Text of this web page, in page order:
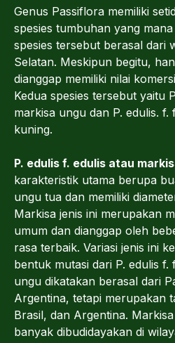
Genus Passiflora memiliki
spesies tumbuhan yang
spesies tersebut berasal dari
Selatan. Meskipun begitu,
dianggap memiliki nilai
Kedua spesies tersebut yaitu
markisa ungu dan P. edulis.
kuning.
P. edulis f. edulis atau
karakteristik utama berupa
ungu tua dan memiliki
Markisa jenis ini merupakan
umum dan dianggap oleh
rasa terbaik. Variasi jenis ini
bentuk mutasi dari P. edulis
ungu dikatakan berasal dari
Argentina, tetapi merupakan
Brasil, dan Argentina.
banyak dibudidayakan di